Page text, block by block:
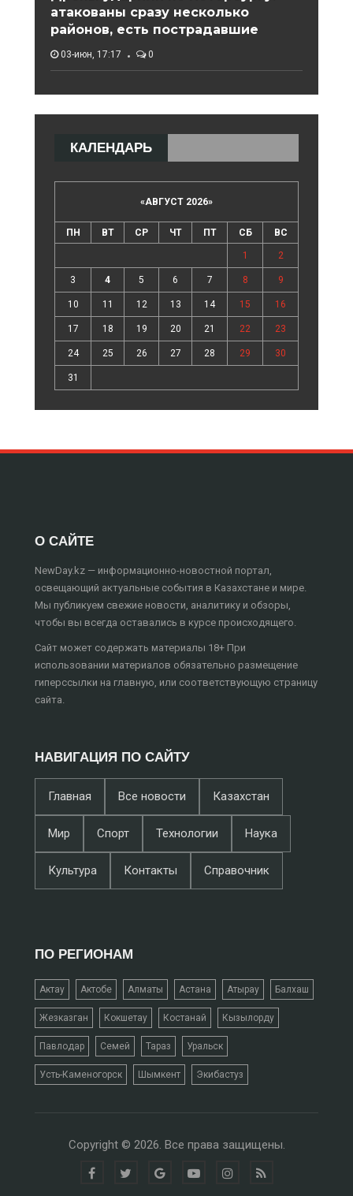
атакованы сразу несколько
районов, есть пострадавшие
03-июн, 17:17 0
КАЛЕНДАРЬ
«АВГУСТ 2026»
ПН ВТ СР ЧТ ПТ СБ ВС
1 2
3 4 5 6 7 8 9
10 11 12 13 14 15 16
17 18 19 20 21 22 23
24 25 26 27 28 29 30
31
О САЙТЕ
NewDay.kz — информационно-новостной портал,
освещающий актуальные события в Казахстане и мире.
Мы публикуем свежие новости, аналитику и обзоры,
чтобы вы всегда оставались в курсе происходящего.
Сайт может содержать материалы 18+ При
использовании материалов обязательно размещение
гиперссылки на главную, или соответствующую страницу
сайта.
НАВИГАЦИЯ ПО САЙТУ
Главная Все новости Казахстан
Мир Спорт Технологии Наука
Культура Контакты Справочник
ПО РЕГИОНАМ
Актау Актобе Алматы Астана Атырау Балхаш
Жезказган Кокшетау Костанай Кызылорду
Павлодар Семей Тараз Уральск
Усть-Каменогорск Шымкент Экибастуз
Copyright © 2026. Все права защищены.